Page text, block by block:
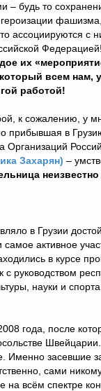
будь то
ассоциируются
Федерацией!
их
всем нам,
работой!
к сожалению, у
прибывшая в
Организаций
Захарян) –
в Грузии
самое активное
в курсе
руководством
науки и
года, после
Именно засевшие
сами
всём спектре